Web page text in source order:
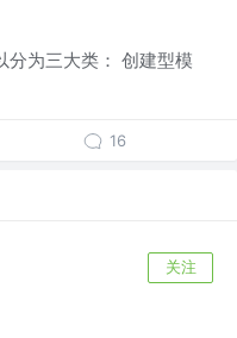
为三大类： 创建型模
16
关注